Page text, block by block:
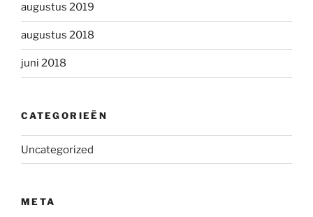
augustus 2019
augustus 2018
juni 2018
CATEGORIEËN
Uncategorized
META